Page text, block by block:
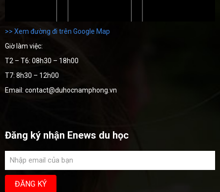
>> Xem đường đi trên Google Map
Giờ làm việc:
T2 – T6: 08h30 – 18h00
T7: 8h30 – 12h00
Email: contact@duhocnamphong.vn
Đăng ký nhận Enews du học